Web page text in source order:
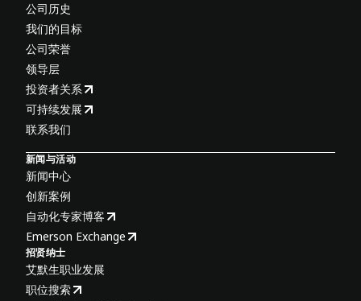
公司历史
我们的目标
公司荣誉
领导层
投资者关系
可持续发展
联系我们
新闻与活动
新闻中心
创新案例
自动化专家博客
Emerson Exchange
招贤纳士
艾默生职业发展
职位搜索